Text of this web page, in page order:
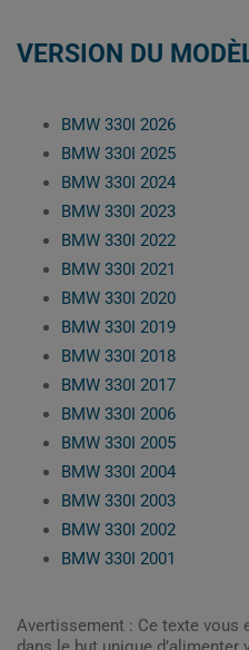
VERSION DU
BMW 330I 2026
BMW 330I 2025
BMW 330I 2024
BMW 330I 2023
BMW 330I 2022
BMW 330I 2021
BMW 330I 2020
BMW 330I 2019
BMW 330I 2018
BMW 330I 2017
BMW 330I 2006
BMW 330I 2005
BMW 330I 2004
BMW 330I 2003
BMW 330I 2002
BMW 330I 2001
Avertissement : Ce texte